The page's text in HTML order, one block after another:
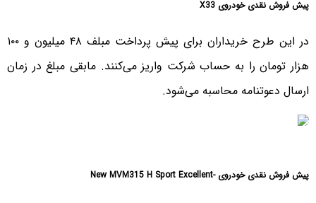
پیش فروش نقدی خودروی X33
در این طرح خریداران برای پیش پرداخت مبلف ۴۸ میلیون و ۱۰۰
هزار تومان را به حساب شرکت واریز می‌کنند. مابقی مبلغ در زمان
ارسال دعوتنامه محاسبه می‌شود.
پیش فروش نقدی خودروی -New MVM315 H Sport Excellent